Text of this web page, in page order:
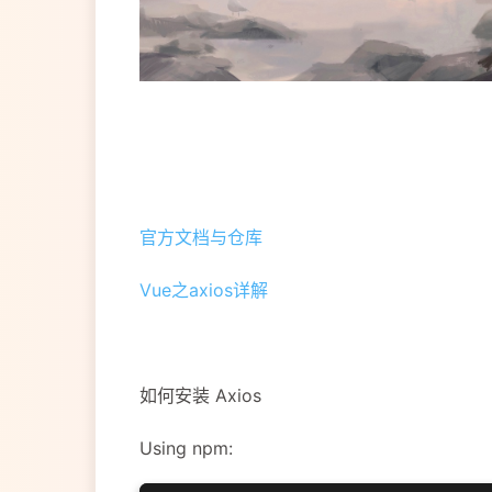
官方文档与仓库
Vue之axios详解
如何安装 Axios
Using npm: